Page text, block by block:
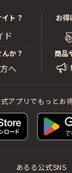
ト？
ド
お得
か？
へ
商品
アプリでもっとお
あるる公式SNS